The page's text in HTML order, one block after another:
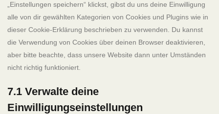
„Einstellungen speichern“ klickst, gibst du uns deine Einwilligung
alle von dir gewählten Kategorien von Cookies und Plugins wie in
dieser Cookie-Erklärung beschrieben zu verwenden. Du kannst
die Verwendung von Cookies über deinen Browser deaktivieren,
aber bitte beachte, dass unsere Website dann unter Umständen
nicht richtig funktioniert.
7.1 Verwalte deine
Einwilligungseinstellungen